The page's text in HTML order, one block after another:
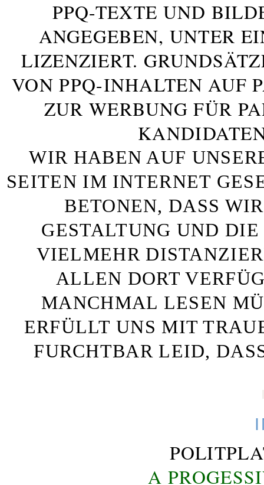
PPQ-TEXTE UND
ANGEGEBEN, UNTER
LIZENZIERT.
VON PPQ-INHALTEN AUF
ZUR WERBUNG FÜR
WIR HABEN AUF
SEITEN IM INTERNET
BETONEN, DASS
GESTALTUNG UND
VIELMEHR
ALLEN DORT
MANCHMAL LESEN
ERFÜLLT UNS MIT
FURCHTBAR LEID,
A